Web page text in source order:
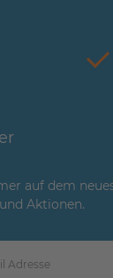
auf dem
Aktionen.